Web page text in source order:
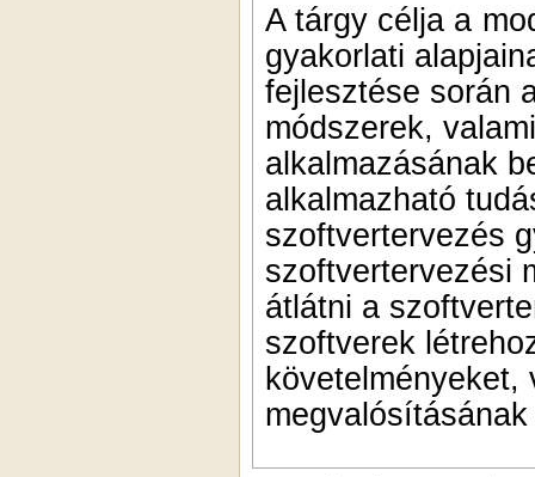
A tárgy célja a
gyakorlati
fejlesztése során
módszerek,
alkalmazásának
alkalmazható
szoftvertervezés
átlátni a
szoftverek
követelményeket,
megvalósításá